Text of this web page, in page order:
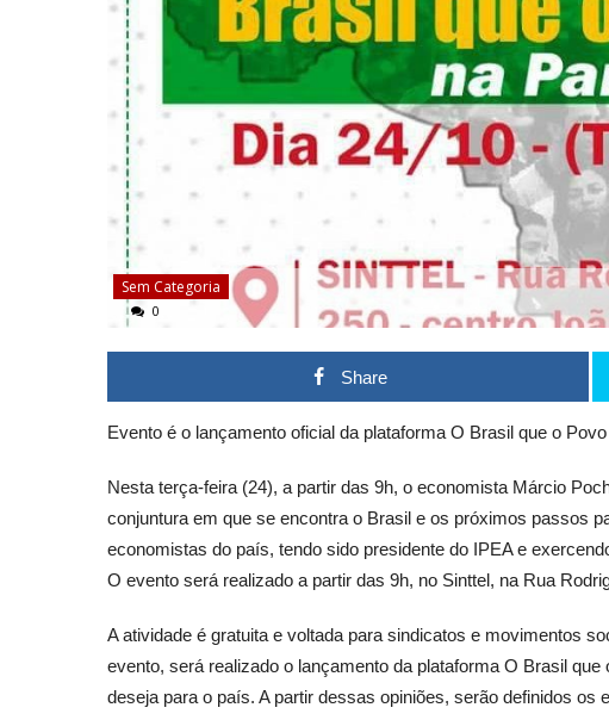
Sem Categoria
0
Share
Evento é o lançamento oficial da plataforma O Brasil que o
Nesta terça-feira (24), a partir das 9h, o economista Márcio
conjuntura em que se encontra o Brasil e os próximos passos
economistas do país, tendo sido presidente do IPEA e
O evento será realizado a partir das 9h, no Sinttel, na Rua
A atividade é gratuita e voltada para sindicatos e movimentos
evento, será realizado o lançamento da plataforma O Brasil
deseja para o país. A partir dessas opiniões, serão definidos os